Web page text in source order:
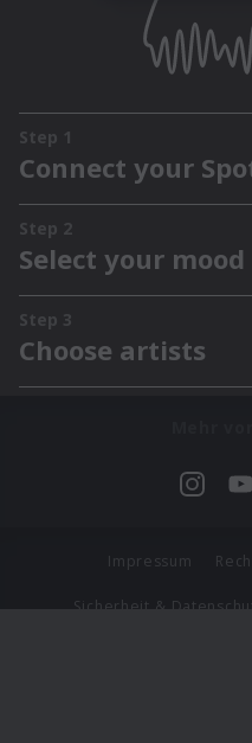
Impressum
Sicherheit &